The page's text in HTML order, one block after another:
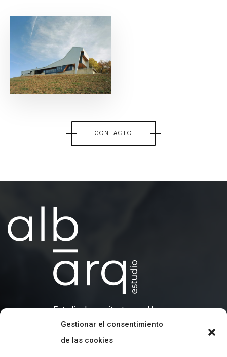
Gestionar el consentimiento
de las cookies
CONTACTO
Estudio de arquitectura en Huesca
CONTACTO